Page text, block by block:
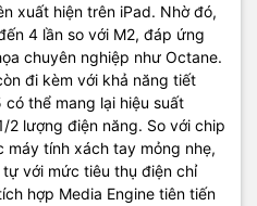
xuất hiện trên iPad. Nhờ đó,
4 lần so với M2, đáp ứng
chuyên nghiệp như Octane.
đi kèm với khả năng tiết
thể mang lại hiệu suất
lượng điện năng. So với chip
máy tính xách tay mỏng nhẹ,
với mức tiêu thụ điện chỉ
hợp Media Engine tiên tiến